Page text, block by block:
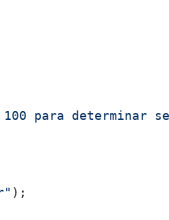
100 para determinar
);